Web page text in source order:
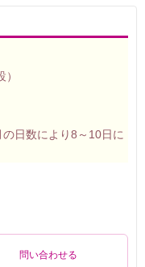
日数により8～10日に
問い合わせる